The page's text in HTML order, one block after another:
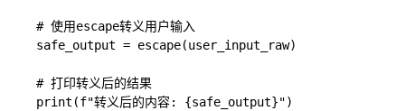
# 使用escape转义用户输入
safe_output = escape(user_input_raw)
# 打印转义后的结果
print(f"转义后的内容: {safe_output}")